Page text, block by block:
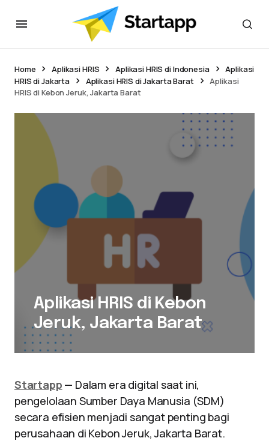
Home Aplikasi HRIS Aplikasi HRIS di Indonesia
Aplikasi
HRIS di Jakarta
Aplikasi HRIS di Jakarta Barat
Aplikasi
HRIS di Kebon Jeruk, Jakarta Barat
Aplikasi HRIS di Kebon
Jeruk, Jakarta Barat
Startapp — Dalam era digital saat ini,
pengelolaan Sumber Daya Manusia (SDM)
secara efisien menjadi sangat penting bagi
perusahaan di Kebon Jeruk, Jakarta Barat.